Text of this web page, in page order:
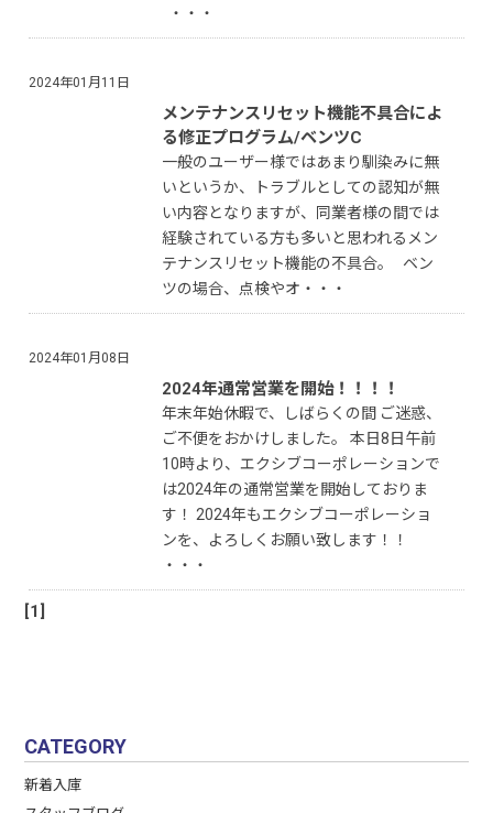
・・・
メンテナンスリセット機能不具合によ
る修正プログラム/ベンツC
一般のユーザー様ではあまり馴染みに無
いというか、トラブルとしての認知が無
い内容となりますが、同業者様の間では
経験されている方も多いと思われるメン
テナンスリセット機能の不具合。 ベン
ツの場合、点検やオ・・・
2024年01月11日
2024年通常営業を開始！！！！
年末年始休暇で、しばらくの間 ご迷惑、
ご不便をおかけしました。 本日8日午前
10時より、エクシブコーポレーションで
は2024年の通常営業を開始しておりま
す！ 2024年もエクシブコーポレーショ
ンを、よろしくお願い致します！！
・・・
2024年01月08日
[1]
CATEGORY
新着入庫